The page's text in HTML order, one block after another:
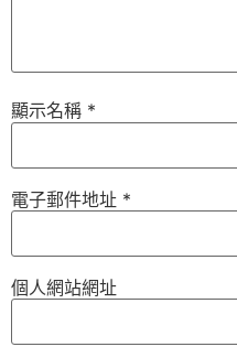
顯示名稱 *
電子郵件地址 *
個人網站網址